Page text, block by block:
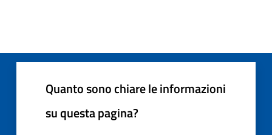
Quanto sono chiare le informazioni
su questa pagina?